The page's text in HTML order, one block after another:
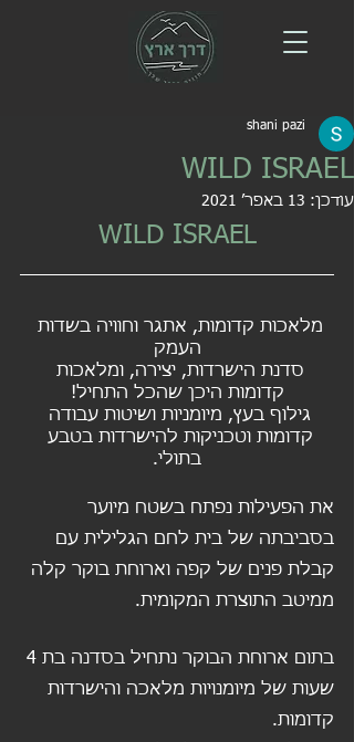
WILD ISRAEL
shani pazi
עודכן: 13 באפר׳ 2021
WILD ISRAEL
מלאכות קדומות, אתגר וחוויה בשדות
העמק
סדנת הישרדות, יצירה, ומלאכות
קדומות היכן שהכל התחיל!
גילוף בעץ, מיומניות ושיטות עבודה
קדומות וטכניקות להישרדות בטבע
בתולי.
את הפעילות נפתח בשטח מיוער
בסביבתה של בית לחם הגלילית עם
קבלת פנים של קפה וארוחת בוקר קלה
ממיטב התוצרת המקומית.
שעות של מיומנויות מלאכה והישרדות
קדומות.